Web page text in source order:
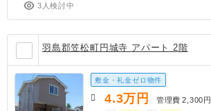
3人検討中
羽島郡笠松町円城寺 アパート 2階
敷金・礼金ゼロ物件
4.3万円 管理費 2,300円